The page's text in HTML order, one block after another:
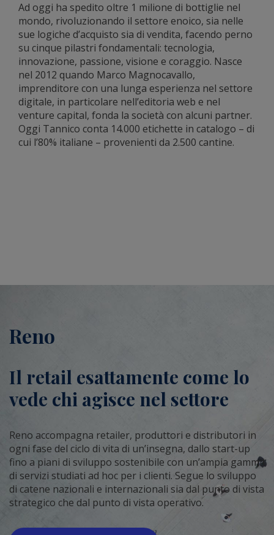
Ad oggi ha spedito oltre 1 milione di bottiglie nel
mondo, rivoluzionando il settore enoico, sia nelle
sue logiche d’acquisto sia di vendita, facendo perno
su cinque pilastri fondamentali: tecnologia,
innovazione, passione, visione e coraggio. Nasce
nel 2012 quando Marco Magnocavallo,
imprenditore con una lunga esperienza nel settore
digitale, in particolare nell’editoria web e nel
venture capital, fonda la società con alcuni partner.
Oggi Tannico conta 14.000 etichette in catalogo – di
cui l’80% italiane – provenienti da 2.500 cantine.
Reno
Il retail esattamente come lo
vede chi agisce nel settore
Reno accompagna retailer, produttori e distributori in
ogni fase del ciclo di vita di un’insegna, dallo start-up
fino a piani di sviluppo sostenibile con un’ampia gamma
di servizi studiati ad hoc per i clienti. Segue lo sviluppo
di catene nazionali e internazionali sia dal punto di vista
strategico che dal punto di vista operativo.